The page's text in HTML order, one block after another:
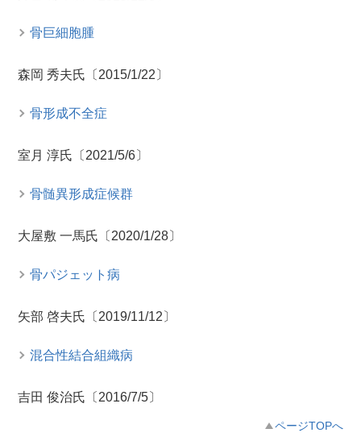
骨巨細胞腫
森岡 秀夫氏〔2015/1/22〕
骨形成不全症
室月 淳氏〔2021/5/6〕
骨髄異形成症候群
大屋敷 一馬氏〔2020/1/28〕
骨パジェット病
矢部 啓夫氏〔2019/11/12〕
混合性結合組織病
吉田 俊治氏〔2016/7/5〕
ページTOPへ